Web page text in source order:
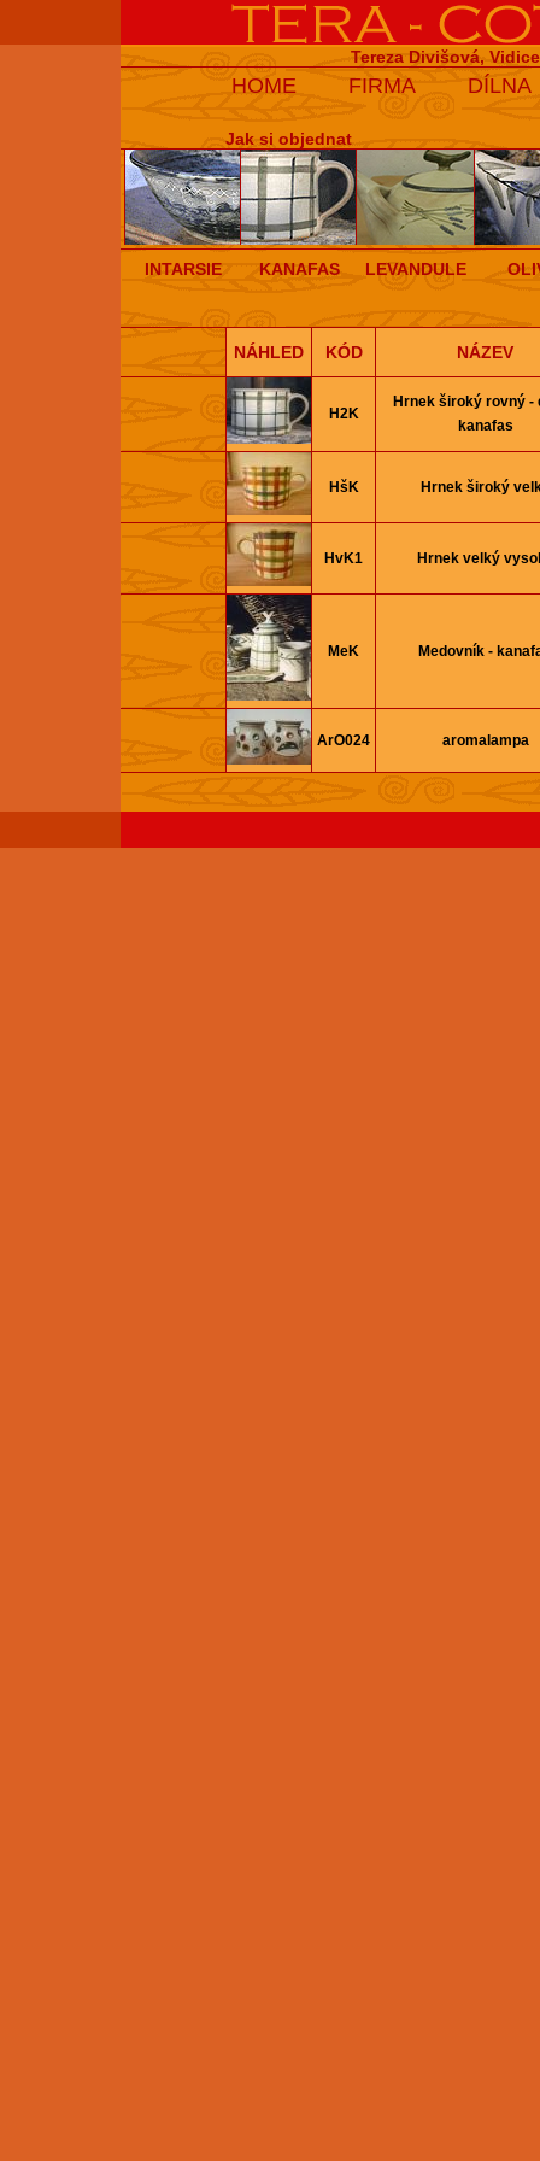
Tereza Divišová,
HOME FIRMA DÍLNA
Jak si objednat
INTARSIE KANAFAS LEVANDULE
NÁHLED KÓD NÁZEV
H2K
Hrnek široký rovný -
kanafas
HšK Hrnek široký
HvK1 Hrnek velký
MeK Medovník -
ArO024 aromalampa